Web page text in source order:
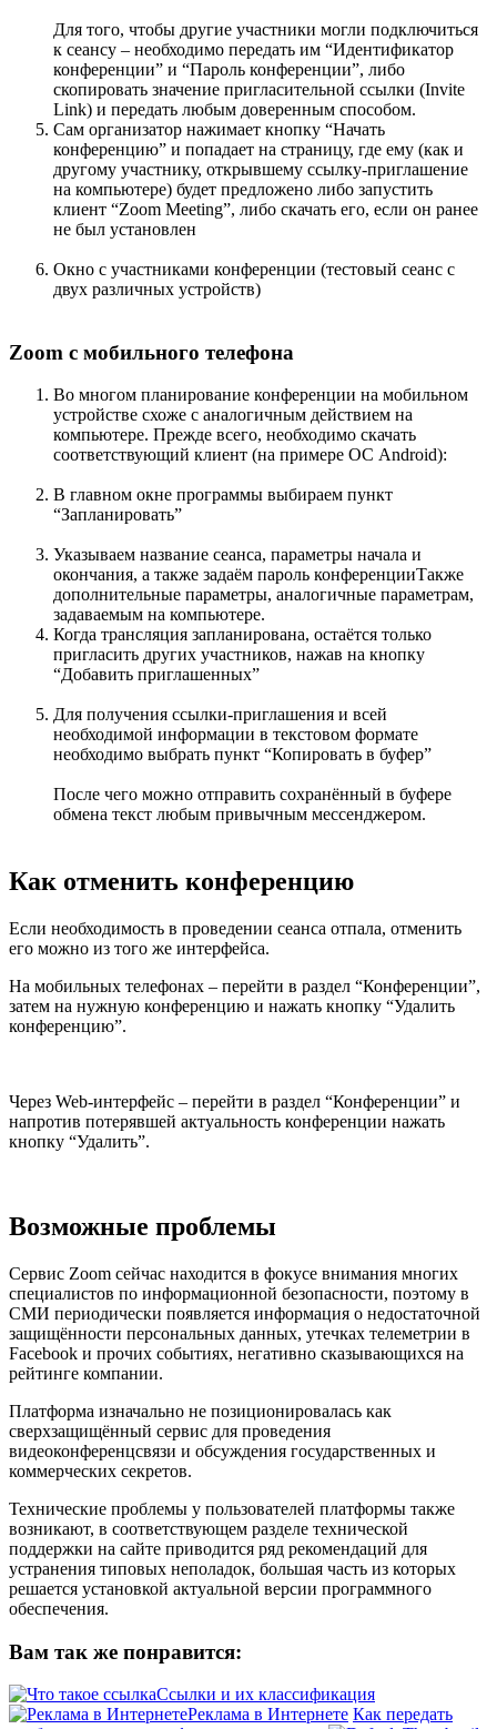
Для того, чтобы другие участники могли подключиться
к сеансу – необходимо передать им “Идентификатор
конференции” и “Пароль конференции”, либо
скопировать значение пригласительной ссылки (Invite
Link) и передать любым доверенным способом.
Сам организатор нажимает кнопку “Начать
конференцию” и попадает на страницу, где ему (как и
другому участнику, открывшему ссылку-приглашение
на компьютере) будет предложено либо запустить
клиент “Zoom Meeting”, либо скачать его, если он ранее
не был установлен
Окно с участниками конференции (тестовый сеанс c
двух различных устройств)
Zoom с мобильного телефона
Во многом планирование конференции на мобильном
устройстве схоже с аналогичным действием на
компьютере. Прежде всего, необходимо скачать
соответствующий клиент (на примере ОС Android):
В главном окне программы выбираем пункт
“Запланировать”
Указываем название сеанса, параметры начала и
окончания, а также задаём пароль конференцииТакже
дополнительные параметры, аналогичные параметрам,
задаваемым на компьютере.
Когда трансляция запланирована, остаётся только
пригласить других участников, нажав на кнопку
“Добавить приглашенных”
Для получения ссылки-приглашения и всей
необходимой информации в текстовом формате
необходимо выбрать пункт “Копировать в буфер”
После чего можно отправить сохранённый в буфере
обмена текст любым привычным мессенджером.
Как отменить конференцию
Если необходимость в проведении сеанса отпала, отменить
его можно из того же интерфейса.
На мобильных телефонах – перейти в раздел “Конференции”,
затем на нужную конференцию и нажать кнопку “Удалить
конференцию”.
Через Web-интерфейс – перейти в раздел “Конференции” и
напротив потерявшей актуальность конференции нажать
кнопку “Удалить”.
Возможные проблемы
Сервис Zoom сейчас находится в фокусе внимания многих
специалистов по информационной безопасности, поэтому в
СМИ периодически появляется информация о недостаточной
защищённости персональных данных, утечках телеметрии в
Facebook и прочих событиях, негативно сказывающихся на
рейтинге компании.
Платформа изначально не позиционировалась как
сверхзащищённый сервис для проведения
видеоконференцсвязи и обсуждения государственных и
коммерческих секретов.
Технические проблемы у пользователей платформы также
возникают, в соответствующем разделе технической
поддержки на сайте приводится ряд рекомендаций для
устранения типовых неполадок, большая часть из которых
решается установкой актуальной версии программного
обеспечения.
Вам так же понравится:
Ссылки и их классификация
Реклама в Интернете Как передать